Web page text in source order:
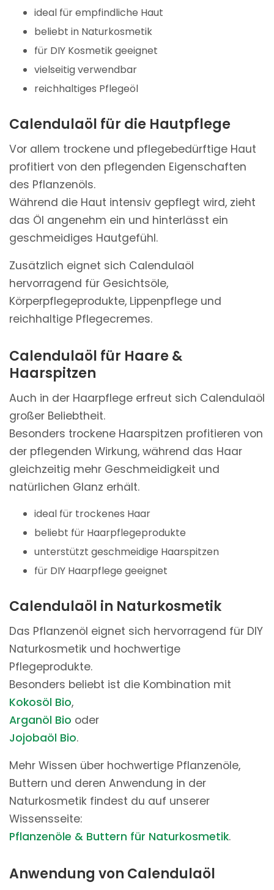
ideal für empfindliche Haut
beliebt in Naturkosmetik
für DIY Kosmetik geeignet
vielseitig verwendbar
reichhaltiges Pflegeöl
Calendulaöl für die Hautpflege
Vor allem trockene und pflegebedürftige Haut
profitiert von den pflegenden Eigenschaften
des Pflanzenöls.
Während die Haut intensiv gepflegt wird, zieht
das Öl angenehm ein und hinterlässt ein
geschmeidiges Hautgefühl.
Zusätzlich eignet sich Calendulaöl
hervorragend für Gesichtsöle,
Körperpflegeprodukte, Lippenpflege und
reichhaltige Pflegecremes.
Calendulaöl für Haare &
Haarspitzen
Auch in der Haarpflege erfreut sich Calendulaöl
großer Beliebtheit.
Besonders trockene Haarspitzen profitieren von
der pflegenden Wirkung, während das Haar
gleichzeitig mehr Geschmeidigkeit und
natürlichen Glanz erhält.
ideal für trockenes Haar
beliebt für Haarpflegeprodukte
unterstützt geschmeidige Haarspitzen
für DIY Haarpflege geeignet
Calendulaöl in Naturkosmetik
Das Pflanzenöl eignet sich hervorragend für DIY
Naturkosmetik und hochwertige
Pflegeprodukte.
Besonders beliebt ist die Kombination mit
Kokosöl Bio,
Arganöl Bio oder
Jojobaöl Bio.
Mehr Wissen über hochwertige Pflanzenöle,
Buttern und deren Anwendung in der
Naturkosmetik findest du auf unserer
Wissensseite:
Pflanzenöle & Buttern für Naturkosmetik.
Anwendung von Calendulaöl